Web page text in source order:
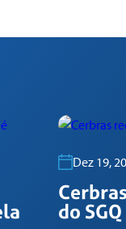
Dez 19,
do SGQ